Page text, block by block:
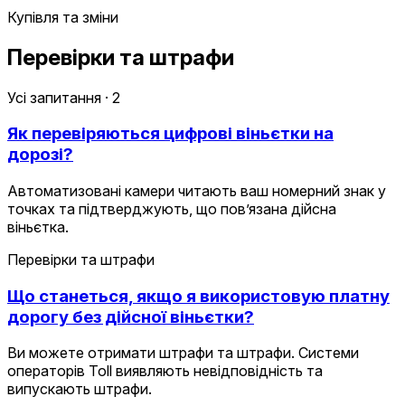
Купівля та зміни
Перевірки та штрафи
Усі запитання · 2
Як перевіряються цифрові віньєтки на
дорозі?
Автоматизовані камери читають ваш номерний знак у
точках та підтверджують, що пов’язана дійсна
віньєтка.
Перевірки та штрафи
Що станеться, якщо я використовую платну
дорогу без дійсної віньєтки?
Ви можете отримати штрафи та штрафи. Системи
операторів Toll виявляють невідповідність та
випускають штрафи.